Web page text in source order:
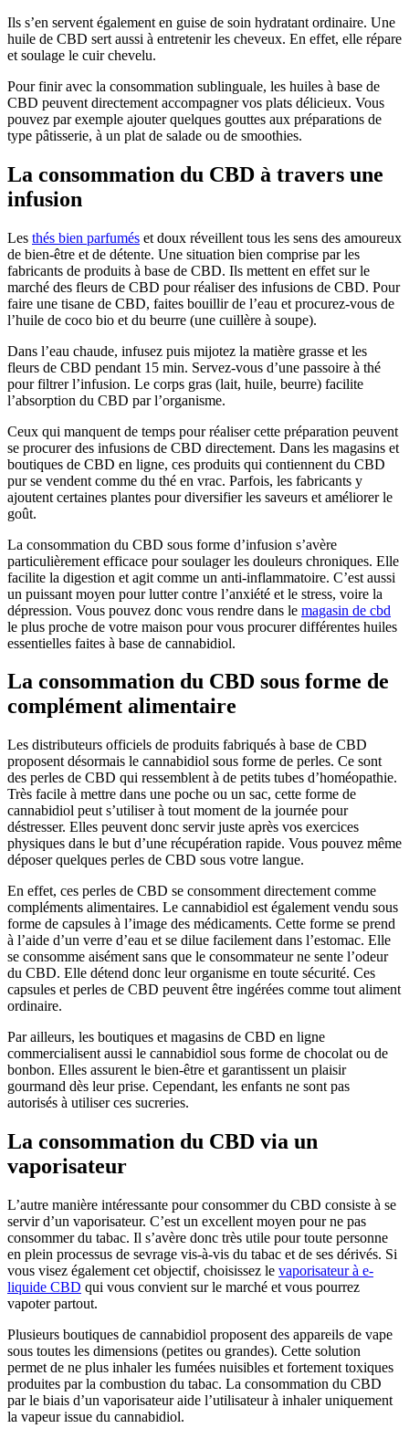
Ils s’en servent également en guise de soin hydratant ordinaire. Une
huile de CBD sert aussi à entretenir les cheveux. En effet, elle répare
et soulage le cuir chevelu.
Pour finir avec la consommation sublinguale, les huiles à base de
CBD peuvent directement accompagner vos plats délicieux. Vous
pouvez par exemple ajouter quelques gouttes aux préparations de
type pâtisserie, à un plat de salade ou de smoothies.
La consommation du CBD à travers une
infusion
Les thés bien parfumés et doux réveillent tous les sens des amoureux
de bien-être et de détente. Une situation bien comprise par les
fabricants de produits à base de CBD. Ils mettent en effet sur le
marché des fleurs de CBD pour réaliser des infusions de CBD. Pour
faire une tisane de CBD, faites bouillir de l’eau et procurez-vous de
l’huile de coco bio et du beurre (une cuillère à soupe).
Dans l’eau chaude, infusez puis mijotez la matière grasse et les
fleurs de CBD pendant 15 min. Servez-vous d’une passoire à thé
pour filtrer l’infusion. Le corps gras (lait, huile, beurre) facilite
l’absorption du CBD par l’organisme.
Ceux qui manquent de temps pour réaliser cette préparation peuvent
se procurer des infusions de CBD directement. Dans les magasins et
boutiques de CBD en ligne, ces produits qui contiennent du CBD
pur se vendent comme du thé en vrac. Parfois, les fabricants y
ajoutent certaines plantes pour diversifier les saveurs et améliorer le
goût.
La consommation du CBD sous forme d’infusion s’avère
particulièrement efficace pour soulager les douleurs chroniques. Elle
facilite la digestion et agit comme un anti-inflammatoire. C’est aussi
un puissant moyen pour lutter contre l’anxiété et le stress, voire la
dépression. Vous pouvez donc vous rendre dans le magasin de cbd
le plus proche de votre maison pour vous procurer différentes huiles
essentielles faites à base de cannabidiol.
La consommation du CBD sous forme de
complément alimentaire
Les distributeurs officiels de produits fabriqués à base de CBD
proposent désormais le cannabidiol sous forme de perles. Ce sont
des perles de CBD qui ressemblent à de petits tubes d’homéopathie.
Très facile à mettre dans une poche ou un sac, cette forme de
cannabidiol peut s’utiliser à tout moment de la journée pour
déstresser. Elles peuvent donc servir juste après vos exercices
physiques dans le but d’une récupération rapide. Vous pouvez même
déposer quelques perles de CBD sous votre langue.
En effet, ces perles de CBD se consomment directement comme
compléments alimentaires. Le cannabidiol est également vendu sous
forme de capsules à l’image des médicaments. Cette forme se prend
à l’aide d’un verre d’eau et se dilue facilement dans l’estomac. Elle
se consomme aisément sans que le consommateur ne sente l’odeur
du CBD. Elle détend donc leur organisme en toute sécurité. Ces
capsules et perles de CBD peuvent être ingérées comme tout aliment
ordinaire.
Par ailleurs, les boutiques et magasins de CBD en ligne
commercialisent aussi le cannabidiol sous forme de chocolat ou de
bonbon. Elles assurent le bien-être et garantissent un plaisir
gourmand dès leur prise. Cependant, les enfants ne sont pas
autorisés à utiliser ces sucreries.
La consommation du CBD via un
vaporisateur
L’autre manière intéressante pour consommer du CBD consiste à se
servir d’un vaporisateur. C’est un excellent moyen pour ne pas
consommer du tabac. Il s’avère donc très utile pour toute personne
en plein processus de sevrage vis-à-vis du tabac et de ses dérivés. Si
vous visez également cet objectif, choisissez le vaporisateur à e-
liquide CBD qui vous convient sur le marché et vous pourrez
vapoter partout.
Plusieurs boutiques de cannabidiol proposent des appareils de vape
sous toutes les dimensions (petites ou grandes). Cette solution
permet de ne plus inhaler les fumées nuisibles et fortement toxiques
produites par la combustion du tabac. La consommation du CBD
par le biais d’un vaporisateur aide l’utilisateur à inhaler uniquement
la vapeur issue du cannabidiol.